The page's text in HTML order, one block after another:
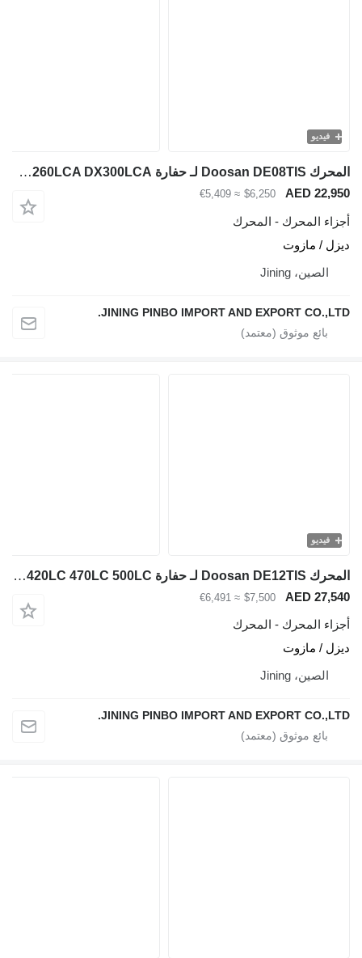
فيديو
المحرك Doosan DE08TIS لـ حفارة Doosan DX260LCA DX300LCA
AED 22,950
$6,250
≈ €5,409
أجزاء المحرك - المحرك
ديزل / مازوت
الصين، Jining
JINING PINBO IMPORT AND EXPORT CO.,LTD.
فيديو
المحرك Doosan DE12TIS لـ حفارة Solar 420LC 470LC 500LC
AED 27,540
$7,500
≈ €6,491
أجزاء المحرك - المحرك
ديزل / مازوت
الصين، Jining
JINING PINBO IMPORT AND EXPORT CO.,LTD.